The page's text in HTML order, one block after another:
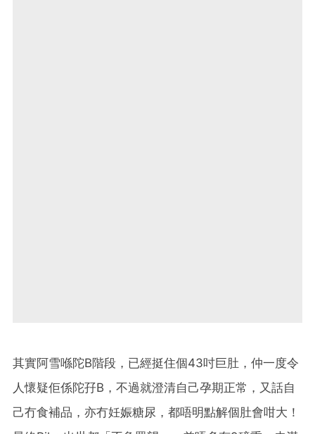
其實阿雪喺陀B階段，已經挺住個43吋巨肚，仲一度令
人懷疑佢係陀孖B，不過就澄清自己孕期正常，又話自
己冇食補品，亦冇妊娠糖尿，都唔明點解個肚會咁大！